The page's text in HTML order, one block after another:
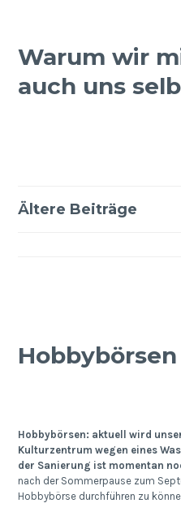
Warum wir
auch uns
Ältere Beiträge
Hobbybörsen
Hobbybörsen: aktuell wird
Kulturzentrum wegen eines
der Sanierung ist momentan
nach der Sommerpause zum
Hobbybörse durchführen zu